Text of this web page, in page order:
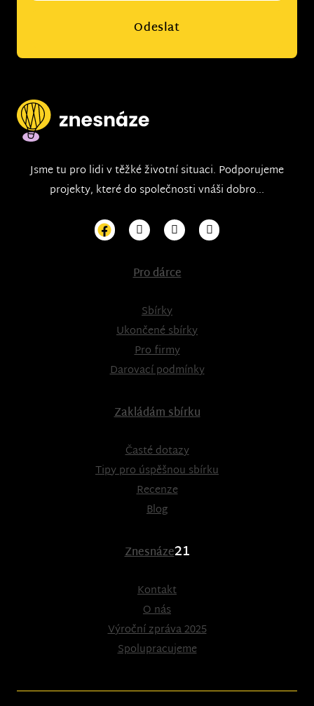
Odeslat
Jsme tu pro lidi v těžké životní situaci. Podporujeme
projekty, které do společnosti vnáši dobro...
Pro dárce
Sbírky
Ukončené sbírky
Pro firmy
Darovací podmínky
Zakládám sbírku
Časté dotazy
Tipy pro úspěšnou sbírku
Recenze
Blog
Znesnáze21
Kontakt
O nás
Výroční zpráva 2025
Spolupracujeme